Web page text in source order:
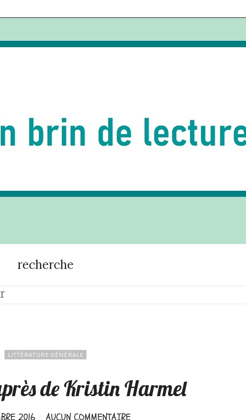
recherche
LITTÉRATURE GÉNÉRALE
de Kristin Harmel
2016 AUCUN COMMENTAIRE